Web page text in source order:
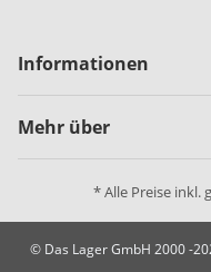
Informationen
Mehr über
* Alle Preise inkl.
© Das Lager GmbH 2000 -